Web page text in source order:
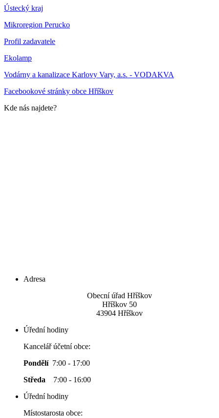
Ústecký kraj
Mikroregion Perucko
Profil zadavatele
Ekolamp
Vodárny a kanalizace Karlovy Vary, a.s. - VODAKVA
Facebookové stránky obce Hříškov
Kde nás najdete?
Adresa
Obecní úřad Hříškov
Hříškov 50
43904 Hříškov
Úřední hodiny
Kancelář účetní obce:
Pondělí 7:00 - 17:00
Středa 7:00 - 16:00
Úřední hodiny
Místostarosta obce: